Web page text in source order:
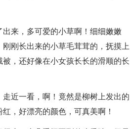
来，多可爱的小草啊！细细嫩嫩
刚长出来的小草毛茸茸的，抚摸上
，还好像在小女孩长长的滑顺的长
近一看，啊！竟然是柳树上发出的
，好漂亮的颜色，可真美啊！